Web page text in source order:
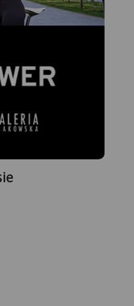
zastosowano cieniowanie w
celu uzyskania wrażenia
urządzenia mobilne.
wydania 2022